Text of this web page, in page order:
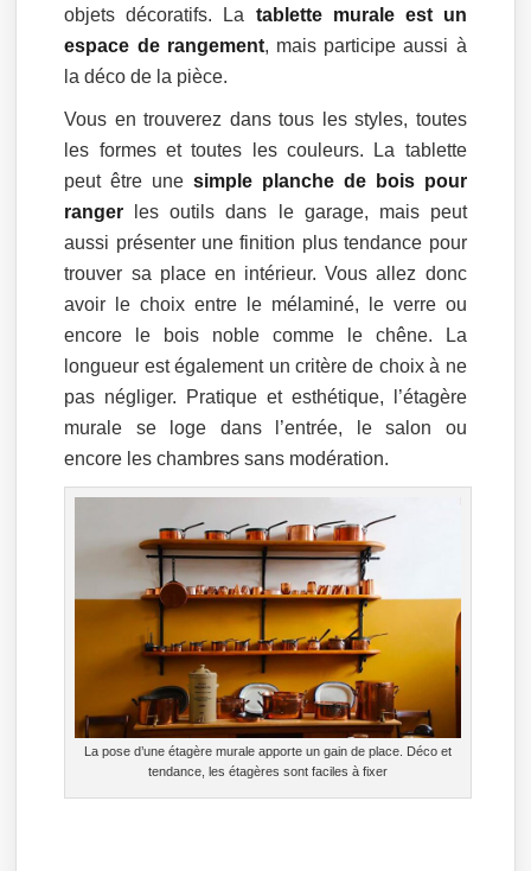
objets décoratifs. La tablette murale est un
espace de rangement, mais participe aussi à
la déco de la pièce.
Vous en trouverez dans tous les styles, toutes
les formes et toutes les couleurs. La tablette
peut être unesimple planche de bois pour
ranger les outils dans le garage, mais peut
aussi présenter une finition plus tendance pour
trouver sa place en intérieur. Vous allez donc
avoir le choix entre le mélaminé, le verre ou
encore le bois noble comme le chêne. La
longueur est également un critère de choix à ne
pas négliger. Pratique et esthétique, l’étagère
murale se loge dans l’entrée, le salon ou
encore les chambres sans modération.
La pose d’une étagère murale apporte un gain de place. Déco et
tendance, les étagères sont faciles à fixer